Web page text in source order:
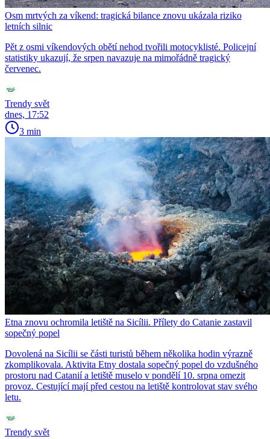
Osm mrtvých za víkend: tragická bilance znovu ukázala riziko
letních silnic
Pět z osmi víkendových obětí nehod tvořili motocyklisté. Policejní
statistiky ukazují, že srpen navazuje na mimořádně tragický
červenec.
Trendy svět
dnes, 17:52
3 min
Etna znovu ochromila letiště na Sicílii. Přílety do Catanie zastavil
sopečný popel
Dovolená na Sicílii se části turistů během několika hodin výrazně
zkomplikovala. Aktivita Etny dostala sopečný popel do vzdušného
prostoru nad Catanií a letiště muselo v pondělí 10. srpna omezit
provoz. Cestující mají před cestou na letiště kontrolovat stav svého
letu.
Trendy svět